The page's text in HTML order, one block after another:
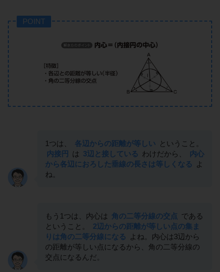
POINT
1つは、 各辺からの距離が等しい
ということ。
内接円
は 3辺と接している わけだから、
内心
から各辺におろした垂線の長さは等しくなる
よ
ね。
もう1つは、内心は 角の二等分線の交点 である
ということ。
2辺からの距離が等しい点の集ま
りは角の二等分線になる
よね。内心は3辺から
の距離が等しい点になるから、角の二等分線の
交点になるんだ。